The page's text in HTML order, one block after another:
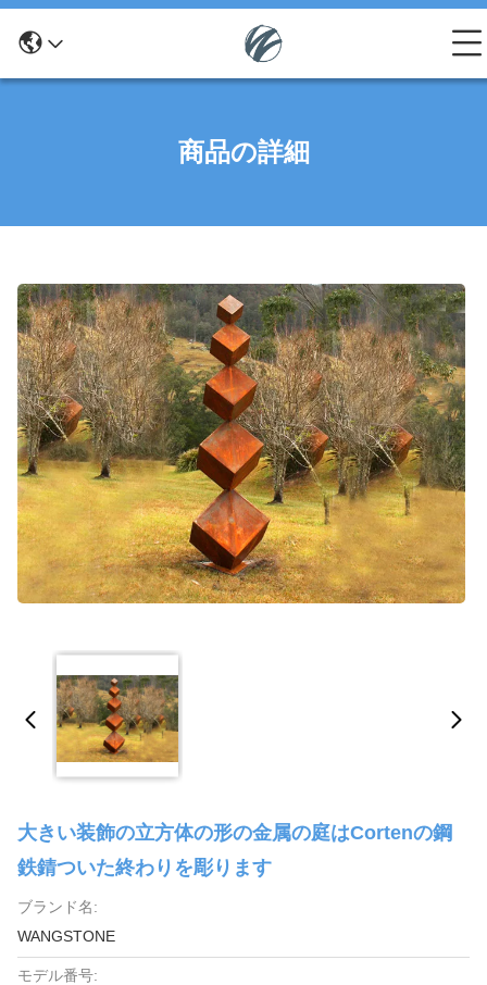
商品の詳細
大きい装飾の立方体の形の金属の庭はCortenの鋼
鉄錆ついた終わりを彫ります
ブランド名:
WANGSTONE
モデル番号: